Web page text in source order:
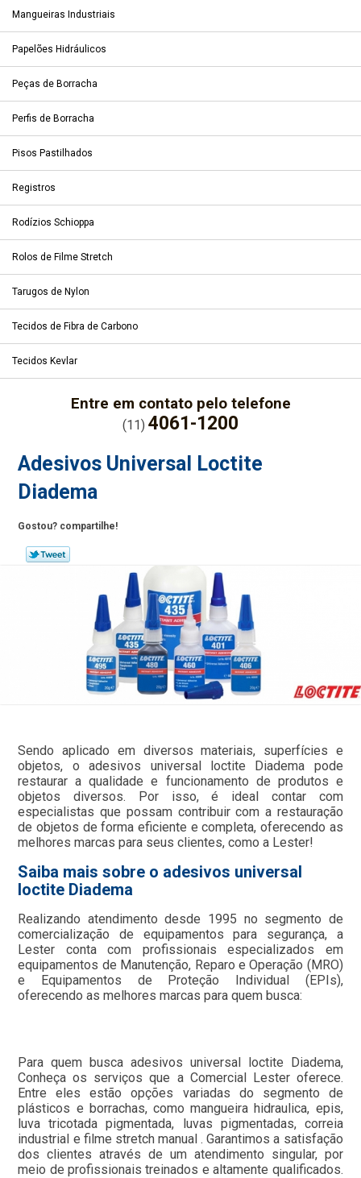
Mangueiras Industriais
Papelões Hidráulicos
Peças de Borracha
Perfis de Borracha
Pisos Pastilhados
Registros
Rodízios Schioppa
Rolos de Filme Stretch
Tarugos de Nylon
Tecidos de Fibra de Carbono
Tecidos Kevlar
Entre em contato pelo telefone
(11) 4061-1200
Adesivos Universal Loctite
Diadema
Gostou? compartilhe!
Sendo aplicado em diversos materiais, superfícies e
objetos, o adesivos universal loctite Diadema pode
restaurar a qualidade e funcionamento de produtos e
objetos diversos. Por isso, é ideal contar com
especialistas que possam contribuir com a restauração
de objetos de forma eficiente e completa, oferecendo as
melhores marcas para seus clientes, como a Lester!
Saiba mais sobre o adesivos universal
loctite Diadema
Realizando atendimento desde 1995 no segmento de
comercialização de equipamentos para segurança, a
Lester conta com profissionais especializados em
equipamentos de Manutenção, Reparo e Operação (MRO)
e Equipamentos de Proteção Individual (EPIs),
oferecendo as melhores marcas para quem busca:
Para quem busca adesivos universal loctite Diadema,
Conheça os serviços que a Comercial Lester oferece.
Entre eles estão opções variadas do segmento de
plásticos e borrachas, como mangueira hidraulica, epis,
luva tricotada pigmentada, luvas pigmentadas, correia
industrial e filme stretch manual . Garantimos a satisfação
dos clientes através de um atendimento singular, por
meio de profissionais treinados e altamente qualificados.